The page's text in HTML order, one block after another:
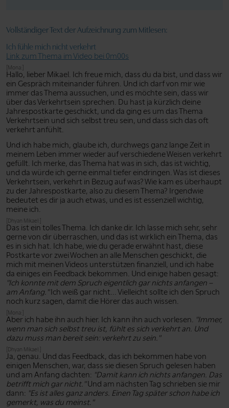
Vollständiger Text der Aufzeichnung zum Mitlesen:
Ich fühle mich nicht verkehrt
Link zum Thema im Video bei 0m00s
[Mona:]
Hallo, lieber Mikael. Ich freue mich, dass du da bist, und dass wir
ein Gespräch miteinander führen. Und ich darf von mir wie
immer das Thema aussuchen, und es möchte sein, dass wir
über das Verkehrtsein sprechen. Du hast ja kürzlich deine
Jahrespostkarte geschickt, und da ging es um das Thema
Verkehrtsein und sich selbst treu sein, und dass sich das oft
verkehrt anfühlt.
Und ich habe mich, glaube ich, durchwegs ganz lange Zeit in
meinem Leben immer wieder auf verschiedene Weisen verkehrt
gefüllt. Ich merke, das Thema hat was in sich, das ist wichtig,
und da würde ich gerne einmal tiefer eindringen. Was ist dieses
Verkehrtsein, verkehrt in Bezug auf was? Wie kam es überhaupt
zu der Jahrespostkarte, also zu diesem Thema? Irgendwie
bedeutet es dir ja auch etwas, und es ist essenziell wichtig,
meine ich.
[Dhyan Mikael:]
Das ist ein tolles Thema. Ich danke dir. Ich lasse mich sehr, sehr
gerne von dir überraschen, und das ist wirklich ein Thema, das
es in sich hat. Ich habe, wie du gerade erwähnt hast, diese
Postkarte vor zwei Wochen an alle Menschen geschickt, die
mich mit meinen Videos unterstützen finanziell, und ich habe
da einiges ein Feedback bekommen. Und einige haben gesagt:
"Ich konnte mit dem Spruch eigentlich gar nichts anfangen –
am Anfang."Ich weiß gar nicht... Vielleicht sollte ich den Spruch
noch kurz sagen, damit die Hörer das auch wissen.
[Mona:]
Aber ich habe ihn auch hier. Ich kann ihn auch vorlesen. "Immer,
wenn man sich selbst treu ist, fühlt es sich verkehrt an. Und
dazu muss man bereit sein: verkehrt zu sein."
[Dhyan Mikael:]
Ja, genau. Und das Feedback, das ich bekommen habe von
einigen Menschen, war, dass sie diesen Spruch gelesen haben
und am Anfang dachten: "Damit kann ich nichts anfangen. Das
betrifft mich gar nicht."Und am nächsten Tag schrieben sie mir
dann: "Es ist alles ganz anders. Einen Tag später schon habe ich
gemerkt, was du meinst."